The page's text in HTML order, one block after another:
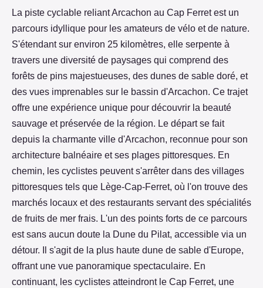
La piste cyclable reliant Arcachon au Cap Ferret est un
parcours idyllique pour les amateurs de vélo et de nature.
S'étendant sur environ 25 kilomètres, elle serpente à
travers une diversité de paysages qui comprend des
forêts de pins majestueuses, des dunes de sable doré, et
des vues imprenables sur le bassin d'Arcachon. Ce trajet
offre une expérience unique pour découvrir la beauté
sauvage et préservée de la région. Le départ se fait
depuis la charmante ville d'Arcachon, reconnue pour son
architecture balnéaire et ses plages pittoresques. En
chemin, les cyclistes peuvent s'arrêter dans des villages
pittoresques tels que Lège-Cap-Ferret, où l'on trouve des
marchés locaux et des restaurants servant des spécialités
de fruits de mer frais. L'un des points forts de ce parcours
est sans aucun doute la Dune du Pilat, accessible via un
détour. Il s'agit de la plus haute dune de sable d'Europe,
offrant une vue panoramique spectaculaire. En
continuant, les cyclistes atteindront le Cap Ferret, une